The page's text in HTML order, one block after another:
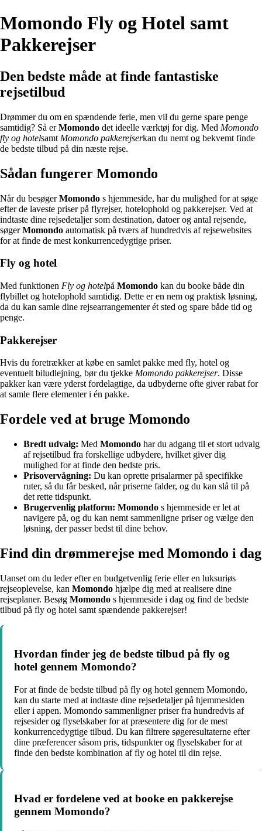
Momondo Fly og Hotel samt
Pakkerejser
Den bedste måde at finde fantastiske
rejsetilbud
Drømmer du om en spændende ferie, men vil du gerne spare penge
samtidig? Så erMomondo det ideelle værktøj for dig. Med Momondo
fly og hotelsamt Momondo pakkerejserkan du nemt og bekvemt finde
de bedste tilbud på din næste rejse.
Sådan fungerer Momondo
Når du besøgerMomondo s hjemmeside, har du mulighed for at søge
efter de laveste priser på flyrejser, hotelophold og pakkerejser. Ved at
indtaste dine rejsedetaljer som destination, datoer og antal rejsende,
søgerMomondo automatisk på tværs af hundredvis af rejsewebsites
for at finde de mest konkurrencedygtige priser.
Fly og hotel
Med funktionen Fly og hotelpå Momondo kan du booke både din
flybillet og hotelophold samtidig. Dette er en nem og praktisk løsning,
da du kan samle dine rejsearrangementer ét sted og spare både tid og
penge.
Pakkerejser
Hvis du foretrækker at købe en samlet pakke med fly, hotel og
eventuelt biludlejning, bør du tjekke Momondo pakkerejser. Disse
pakker kan være yderst fordelagtige, da udbyderne ofte giver rabat for
at samle flere elementer i én pakke.
Fordele ved at bruge Momondo
Bredt udvalg: Med Momondo har du adgang til et stort udvalg
af rejsetilbud fra forskellige udbydere, hvilket giver dig
mulighed for at finde den bedste pris.
Prisovervågning: Du kan oprette prisalarmer på specifikke
ruter, så du får besked, når priserne falder, og du kan slå til på
det rette tidspunkt.
Brugervenlig platform: Momondo s hjemmeside er let at
navigere på, og du kan nemt sammenligne priser og vælge den
løsning, der passer bedst til dine behov.
Find din drømmerejse med Momondo i dag
Uanset om du leder efter en budgetvenlig ferie eller en luksuriøs
rejseoplevelse, kan Momondo hjælpe dig med at realisere dine
rejseplaner. Besøg Momondo s hjemmeside i dag og find de bedste
tilbud på fly og hotel samt spændende pakkerejser!
Hvordan finder jeg de bedste tilbud på fly og
hotel gennem Momondo?
For at finde de bedste tilbud på fly og hotel gennem Momondo,
kan du starte med at indtaste dine rejsedetaljer på hjemmesiden
eller i appen. Momondo sammenligner priser fra hundredvis af
rejsesider og flyselskaber for at præsentere dig for de mest
konkurrencedygtige tilbud. Du kan filtrere søgeresultaterne efter
dine præferencer såsom pris, tidspunkter og flyselskaber for at
finde den bedste kombination af fly og hotel til din rejse.
Hvad er fordelene ved at booke en pakkerejse
gennem Momondo?